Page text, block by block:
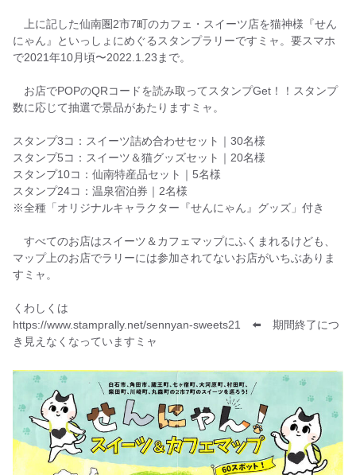
27 上ノ平【kitchenななほし】さん「ミックスベリーワッフ
ル」 ※スタンプは期間限定
ーヒーと炭チョコケーキのセット」
上に記した仙南圏2市7町のカフェ・スイーツ店を猫神様『せん
にゃん』といっしょにめぐるスタンプラリーですミャ。要スマホ
で2021年10月頃〜2022.1.23まで。
お店でPOPのQRコードを読み取ってスタンプGet！！スタンプ
数に応じて抽選で景品があたりますミャ。
スタンプ3コ：スイーツ詰め合わせセット｜30名様
スタンプ5コ：スイーツ＆猫グッズセット｜20名様
スタンプ10コ：仙南特産品セット｜5名様
スタンプ24コ：温泉宿泊券｜2名様
※全種「オリジナルキャラクター『せんにゃん』グッズ」付き
すべてのお店はスイーツ＆カフェマップにふくまれるけども、
マップ上のお店でラリーには参加されてないお店がいちぶありま
すミャ。
くわしくは
https://www.stamprally.net/sennyan-sweets21 ⬅️ 期間終了につ
き見えなくなっていますミャ